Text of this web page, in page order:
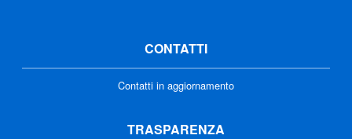
CONTATTI
Contatti in aggiornamento
TRASPARENZA